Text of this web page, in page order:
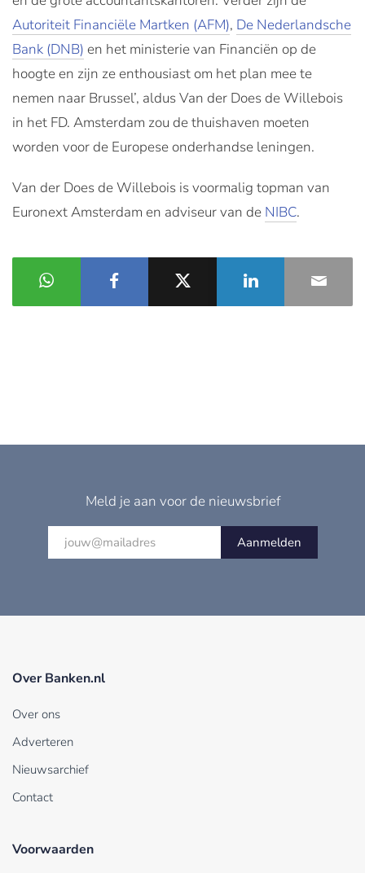
Autoriteit Financiële Martken (AFM), De Nederlandsche
Bank (DNB) en het ministerie van Financiën op de
hoogte en zijn ze enthousiast om het plan mee te
nemen naar Brussel’, aldus Van der Does de Willebois
in het FD. Amsterdam zou de thuishaven moeten
worden voor de Europese onderhandse leningen.
Van der Does de Willebois is voormalig topman van
Euronext Amsterdam en adviseur van de NIBC.
Meld je aan voor de nieuwsbrief
Aanmelden
Over Banken.nl
Over ons
Adverteren
Nieuwsarchief
Contact
Voorwaarden